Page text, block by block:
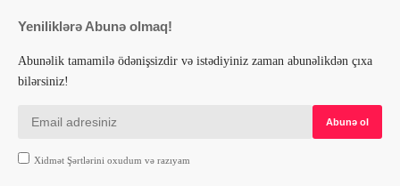
Yeniliklərə Abunə olmaq!
Abunəlik tamamilə ödənişsizdir və istədiyiniz zaman abunəlikdən çıxa
bilərsiniz!
Xidmət Şərtlərini oxudum və razıyam